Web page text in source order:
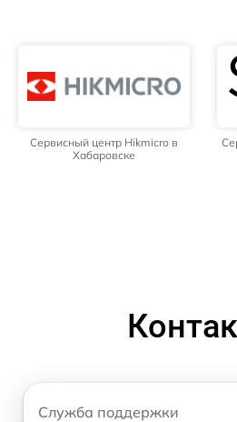
Сервисный центр Hikmicro в
Хабаровске
Служба поддержки